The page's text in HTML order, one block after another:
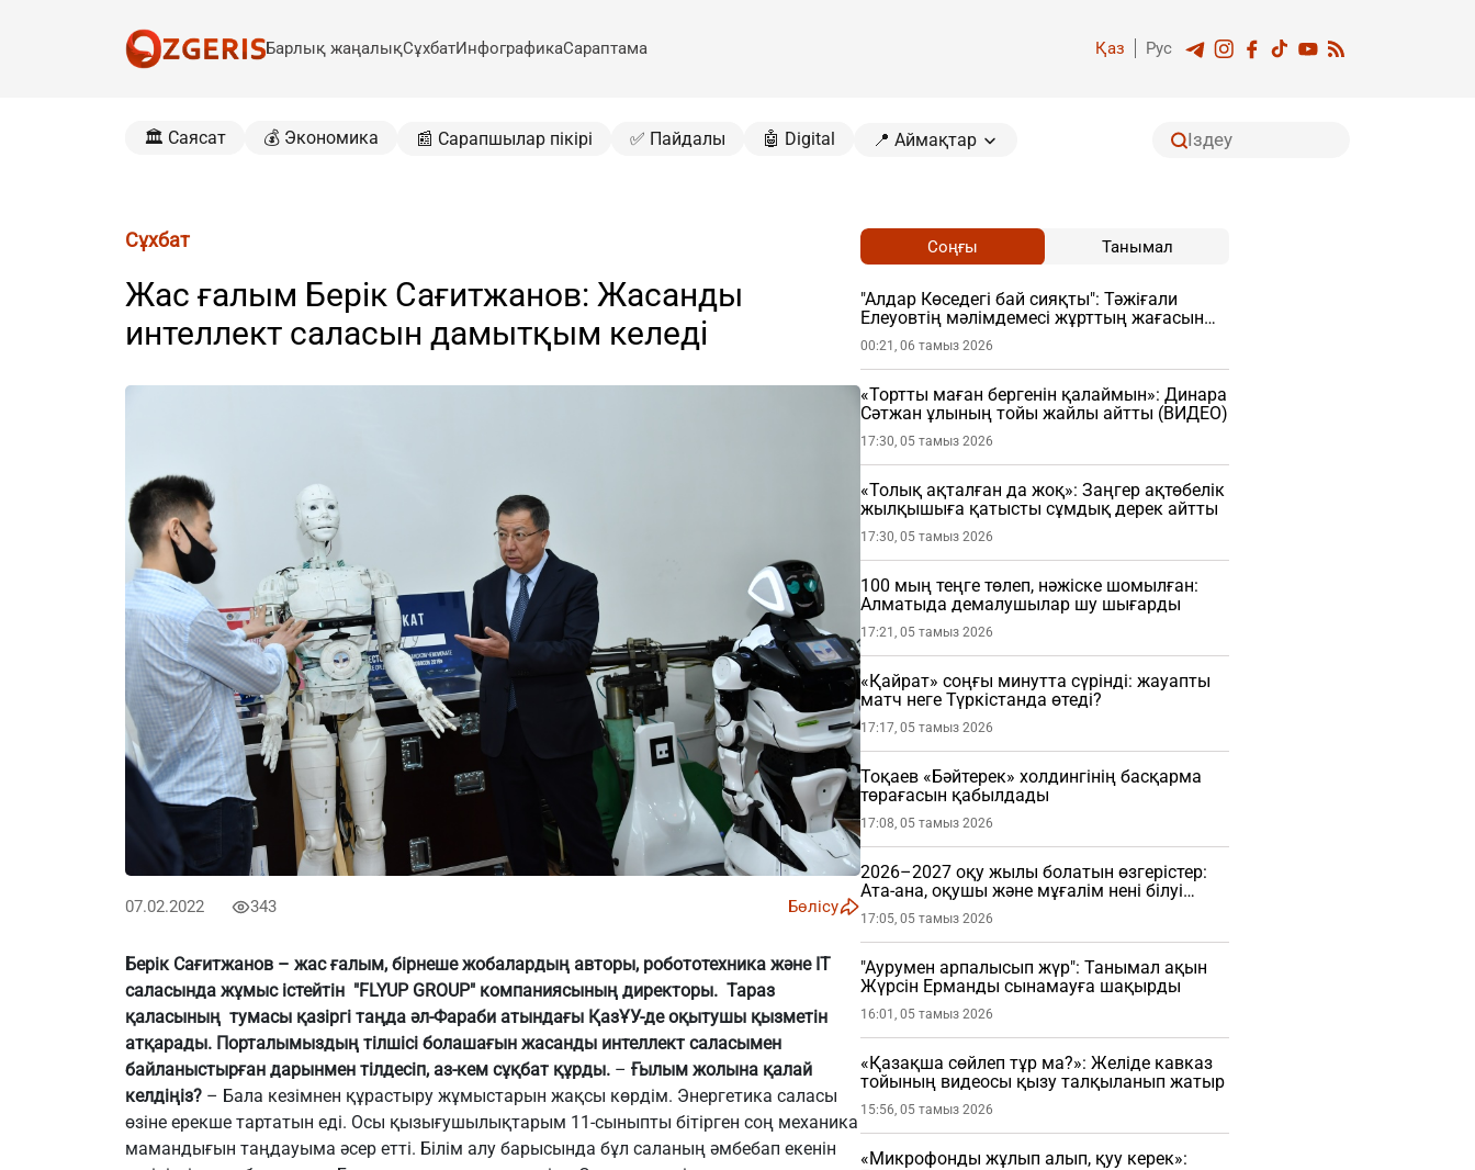
Барлық жаңалықСұхбатИнфографикаСараптама Қаз Рус
🏛️ Саясат 💰 Экономика 📰 Сарапшылар пікірі ✅ Пайдалы 🤖 Digital 📍 Аймақтар
Сұхбат
Жас ғалым Берік Сағитжанов: Жасанды
интеллект саласын дамытқым келеді
07.02.2022 343 Бөлісу
Берік Сағитжанов – жас ғалым, бірнеше жобалардың авторы, робототехника және IT
саласында жұмыс істейтін "FLYUP GROUP" компаниясының директоры. Тараз
қаласының тумасы қазіргі таңда әл-Фараби атындағы ҚазҰУ-де оқытушы қызметін
атқарады. Порталымыздың тілшісі болашағын жасанды интеллект саласымен
байланыстырған дарынмен тілдесіп, аз-кем сұқбат құрды. – Ғылым жолына қалай
келдіңіз? – Бала кезімнен құрастыру жұмыстарын жақсы көрдім. Энергетика саласы
өзіне ерекше тартатын еді. Осы қызығушылықтарым 11-сыныпты бітірген соң механика
мамандығын таңдауыма әсер етті. Білім алу барысында бұл саланың әмбебап екенін
Соңғы Танымал
"Алдар Көседегі бай сияқты": Тәжіғали
Елеуовтің мәлімдемесі жұрттың жағасын
ұстатты
00:21, 06 тамыз 2026
«Тортты маған бергенін қалаймын»: Динара
Сәтжан ұлының тойы жайлы айтты (ВИДЕО)
17:30, 05 тамыз 2026
«Толық ақталған да жоқ»: Заңгер ақтөбелік
жылқышыға қатысты сұмдық дерек айтты
17:30, 05 тамыз 2026
100 мың теңге төлеп, нәжіске шомылған:
Алматыда демалушылар шу шығарды
17:21, 05 тамыз 2026
«Қайрат» соңғы минутта сүрінді: жауапты
матч неге Түркістанда өтеді?
17:17, 05 тамыз 2026
Тоқаев «Бәйтерек» холдингінің басқарма
төрағасын қабылдады
17:08, 05 тамыз 2026
2026–2027 оқу жылы болатын өзгерістер:
Ата-ана, оқушы және мұғалім нені білуі
керек?
17:05, 05 тамыз 2026
"Аурумен арпалысып жүр": Танымал ақын
Жүрсін Ерманды сынамауға шақырды
16:01, 05 тамыз 2026
«Қазақша сөйлеп тұр ма?»: Желіде кавказ
тойының видеосы қызу талқыланып жатыр
15:56, 05 тамыз 2026
«Микрофонды жұлып алып, қуу керек»: